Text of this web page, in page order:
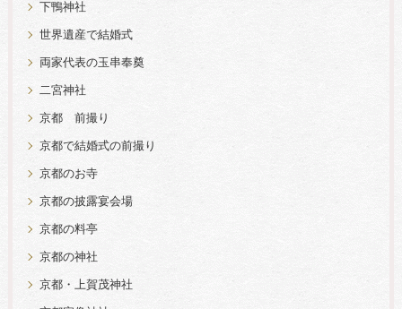
下鴨神社
世界遺産で結婚式
両家代表の玉串奉奠
二宮神社
京都 前撮り
京都で結婚式の前撮り
京都のお寺
京都の披露宴会場
京都の料亭
京都の神社
京都・上賀茂神社